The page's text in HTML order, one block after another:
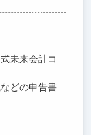
未来会計コ
どの申告書